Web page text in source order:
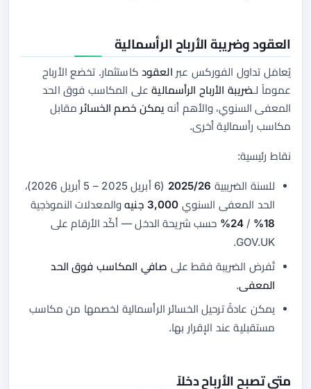
العقود وضريبة الأرباح الرأسمالية
يُعامَل تداول الفوركس عبر العقودكاستثمار. تخضع الأرباح
عموماً لـضريبة الأرباح الرأسماليةعلى المكاسب فوق الحد
المعفى السنوي، والأهم أنه يمكن خصم الخسائر مقابل
مكاسب رأسمالية أخرى.
نقاط رئيسية:
للسنة الضريبية 2025/26
(6 أبريل 2025 – 5 أبريل 2026)،
الحد المعفى السنوي 3,000 جنيه
والمعدلات النموذجية
18%
/
24%
حسب شريحة الدخل — أكّد الأرقام على
GOV.UK.
تُفرض الضريبة فقط على صافي المكاسب فوق الحد
المعفى.
يمكن عادةً ترحيل الخسائر الرأسمالية لخصمها من مكاسب
مستقبلية عند الإقرار بها.
متى تصبح الأرباح دخلاً